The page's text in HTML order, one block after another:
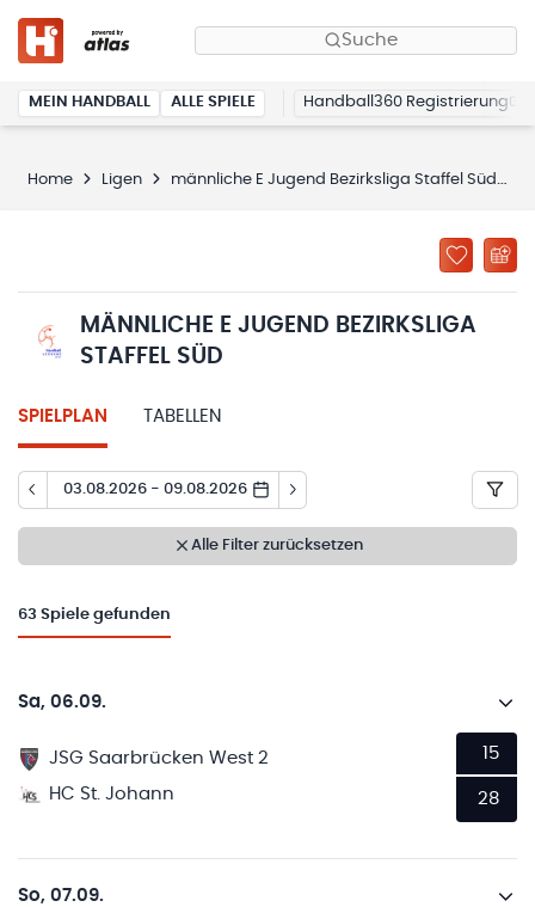
Suche
MEIN HANDBALL ALLE SPIELE Handball360 Registrierung
Home Ligen männliche E Jugend Bezirksliga Staffel Süd
MÄNNLICHE E JUGEND BEZIRKSLIGA
STAFFEL SÜD
SPIELPLAN TABELLEN
03.08.2026 - 09.08.2026
Alle Filter zurücksetzen
63 Spiele gefunden
Sa, 06.09.
JSG Saarbrücken West 2
HC St. Johann
15
28
So, 07.09.